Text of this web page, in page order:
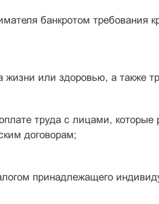
банкротом требования
жизни или здоровью, а также
труда с лицами, которые
договорам;
принадлежащего